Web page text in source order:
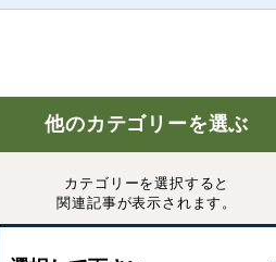
他のカテゴリーを選ぶ
カテゴリーを選択すると
関連記事が表示されます。